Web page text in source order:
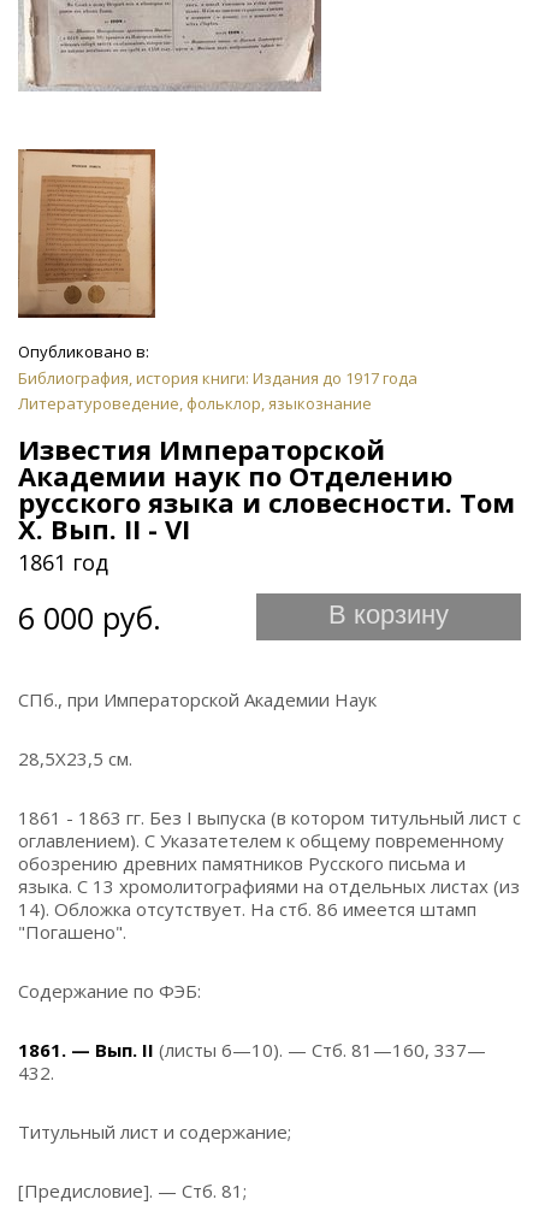
Опубликовано в:
Библиография, история книги: Издания до 1917 года
Литературоведение, фольклор, языкознание
Известия Императорской
Академии наук по Отделению
русского языка и словесности. Том
X. Вып. II - VI
1861 год
6 000 руб. В корзину
СПб., при Императорской Академии Наук
28,5Х23,5 см.
1861 - 1863 гг. Без I выпуска (в котором титульный лист с
оглавлением). С Указатетелем к общему повременному
обозрению древних памятников Русского письма и
языка. С 13 хромолитографиями на отдельных листах (из
14). Обложка отсутствует. На стб. 86 имеется штамп
"Погашено".
Содержание по ФЭБ:
1861. — Вып. II (листы 6—10). — Стб. 81—160, 337—
432.
Титульный лист и содержание;
[Предисловие]. — Стб. 81;